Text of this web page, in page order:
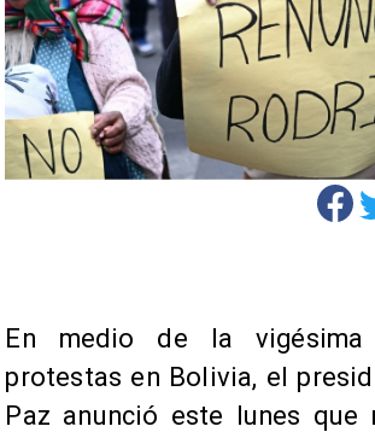
En medio de la
protestas en Bolivia, el
Paz anunció este lunes que